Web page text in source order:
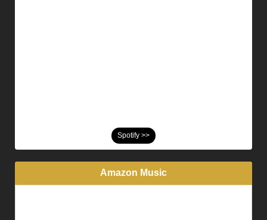
Spotify >>
Amazon Music